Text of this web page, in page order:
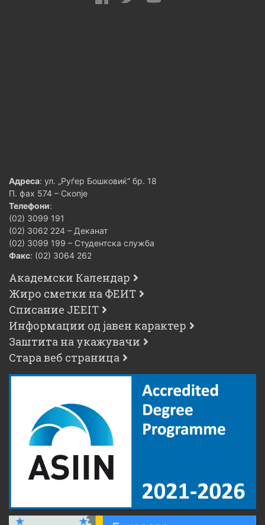
Адреса: ул. „Руѓер Бошковиќ“ бр. 18
П. фах 574 – Скопје
Телефони:
(02) 3099 191
(02) 3062 224 – Деканат
(02) 3099 199 – Студентска служба
Факс: (02) 3064 262
Академски Календар
Жиро сметки на ФЕИТ
Списание JEEIT
Информации од јавен карактер
Заштита на укажувачи
Стара веб страница